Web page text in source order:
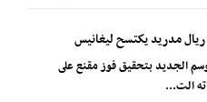
مدريد يكتسح ليغانيس
الجديد بتحقيق فوز مقنع على